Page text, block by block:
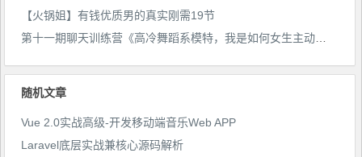
【火锅姐】有钱优质男的真实刚需19节
随机文章
Vue 2.0实战高级-开发移动端音乐Web APP
Laravel底层实战兼核心源码解析